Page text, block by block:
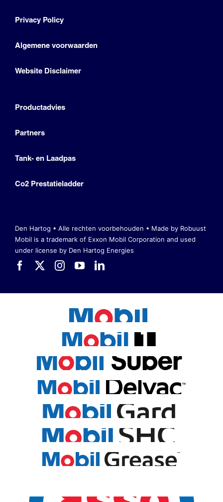
Privacy Policy
Algemene voorwaarden
Website Disclaimer
Productadvies
Partners
Tank- en Laadpas
Co2 Prestatieladder
Den Hartog • Alle rechten voorbehouden • Made by Robuust
Mobil is a trademark of Exxon Mobil Corporation and used
under license by Den Hartog Energies